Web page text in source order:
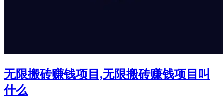
无限搬砖赚钱项目,无限搬砖赚钱项目叫
什么